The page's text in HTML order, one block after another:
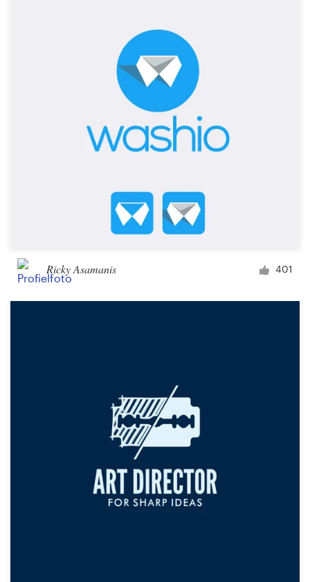
Ricky Asamanis 401